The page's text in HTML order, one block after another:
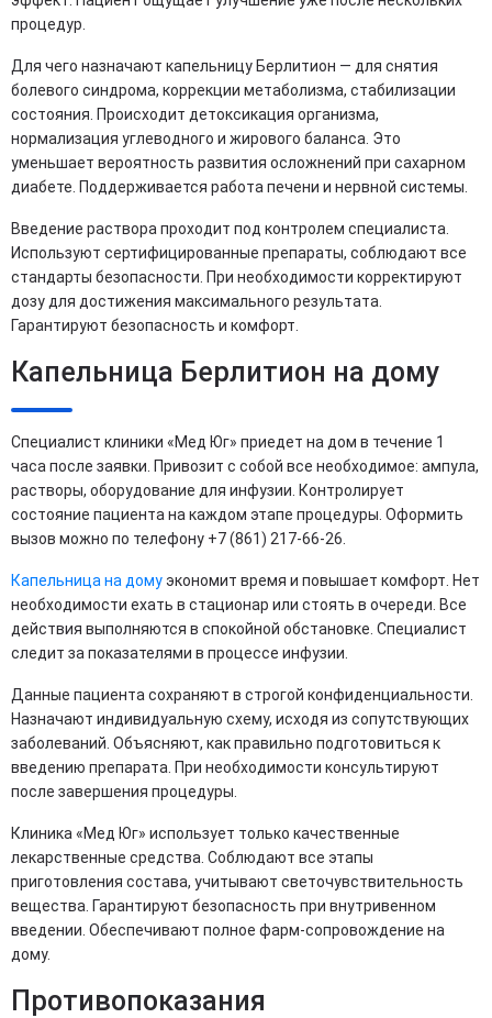
процедур.
Для чего назначают капельницу Берлитион — для снятия
болевого синдрома, коррекции метаболизма, стабилизации
состояния. Происходит детоксикация организма,
нормализация углеводного и жирового баланса. Это
уменьшает вероятность развития осложнений при сахарном
диабете. Поддерживается работа печени и нервной системы.
Введение раствора проходит под контролем специалиста.
Используют сертифицированные препараты, соблюдают все
стандарты безопасности. При необходимости корректируют
дозу для достижения максимального результата.
Гарантируют безопасность и комфорт.
Капельница Берлитион на дому
Специалист клиники «Мед Юг» приедет на дом в течение 1
часа после заявки. Привозит с собой все необходимое: ампула,
растворы, оборудование для инфузии. Контролирует
состояние пациента на каждом этапе процедуры. Оформить
вызов можно по телефону +7 (861) 217-66-26.
Капельница на домуэкономит время и повышает комфорт. Нет
необходимости ехать в стационар или стоять в очереди. Все
действия выполняются в спокойной обстановке. Специалист
следит за показателями в процессе инфузии.
Данные пациента сохраняют в строгой конфиденциальности.
Назначают индивидуальную схему, исходя из сопутствующих
заболеваний. Объясняют, как правильно подготовиться к
введению препарата. При необходимости консультируют
после завершения процедуры.
Клиника «Мед Юг» использует только качественные
лекарственные средства. Соблюдают все этапы
приготовления состава, учитывают светочувствительность
вещества. Гарантируют безопасность при внутривенном
введении. Обеспечивают полное фарм-сопровождение на
дому.
Противопоказания